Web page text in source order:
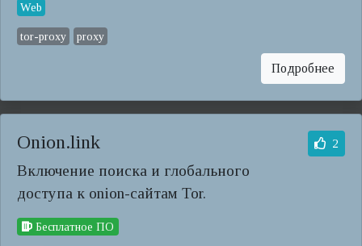
Web
tor-proxy proxy
Подробнее
Onion.link
Включение поиска и глобального
доступа к onion-сайтам Tor.
2
Бесплатное ПО